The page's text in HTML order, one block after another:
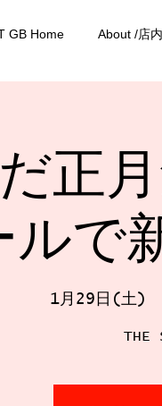
GB Home About /店
正
ルで
1月29日(土)
THE